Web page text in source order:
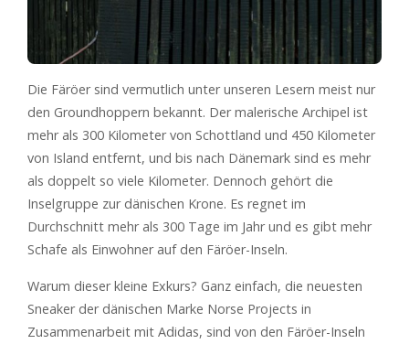
Die Färöer sind vermutlich unter unseren Lesern meist nur
den Groundhoppern bekannt. Der malerische Archipel ist
mehr als 300 Kilometer von Schottland und 450 Kilometer
von Island entfernt, und bis nach Dänemark sind es mehr
als doppelt so viele Kilometer. Dennoch gehört die
Inselgruppe zur dänischen Krone. Es regnet im
Durchschnitt mehr als 300 Tage im Jahr und es gibt mehr
Schafe als Einwohner auf den Färöer-Inseln.
Warum dieser kleine Exkurs? Ganz einfach, die neuesten
Sneaker der dänischen Marke Norse Projects in
Zusammenarbeit mit Adidas, sind von den Färöer-Inseln